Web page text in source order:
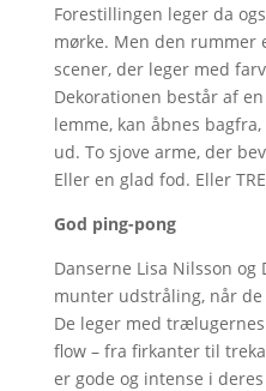
Forestillingen leger da
mørke. Men den rummer
scener, der leger med
Dekorationen består af
lemme, kan åbnes
ud. To sjove arme, der
Eller en glad fod. Eller
God ping-pong
Danserne Lisa Nilsson og
munter udstråling, når
De leger med
flow – fra firkanter til
er gode og intense i